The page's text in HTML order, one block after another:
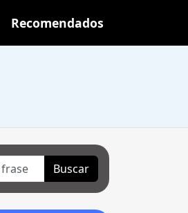
Recomendados
Buscar